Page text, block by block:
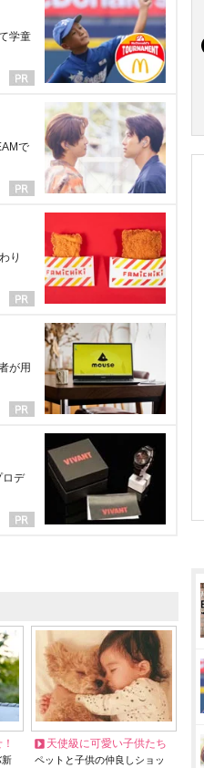
学童
で
り
が用
ロデ
天使級に可愛い子供たち
ペットと子供の仲良しショッ